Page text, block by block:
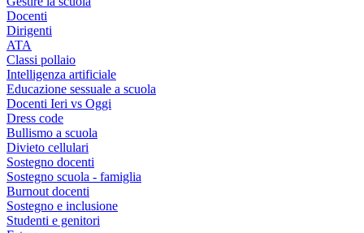
Docenti
Dirigenti
ATA
Classi pollaio
Intelligenza artificiale
Educazione sessuale a scuola
Docenti Ieri vs Oggi
Dress code
Bullismo a scuola
Divieto cellulari
Sostegno docenti
Sostegno scuola - famiglia
Burnout docenti
Sostegno e inclusione
Studenti e genitori